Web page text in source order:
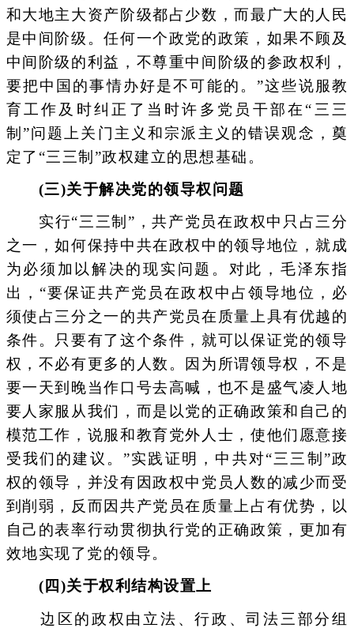
和大地主大资产阶级都占少数，而最广大的人民
是中间阶级。任何一个政党的政策，如果不顾及
中间阶级的利益，不尊重中间阶级的参政权利，
要把中国的事情办好是不可能的。”这些说服教
育工作及时纠正了当时许多党员干部在“三三
制”问题上关门主义和宗派主义的错误观念，奠
定了“三三制”政权建立的思想基础。
(三)关于解决党的领导权问题
实行“三三制”，共产党员在政权中只占三分
之一，如何保持中共在政权中的领导地位，就成
为必须加以解决的现实问题。对此，毛泽东指
出，“要保证共产党员在政权中占领导地位，必
须使占三分之一的共产党员在质量上具有优越的
条件。只要有了这个条件，就可以保证党的领导
权，不必有更多的人数。因为所谓领导权，不是
要一天到晚当作口号去高喊，也不是盛气凌人地
要人家服从我们，而是以党的正确政策和自己的
模范工作，说服和教育党外人士，使他们愿意接
受我们的建议。”实践证明，中共对“三三制”政
权的领导，并没有因政权中党员人数的减少而受
到削弱，反而因共产党员在质量上占有优势，以
自己的表率行动贯彻执行党的正确政策，更加有
效地实现了党的领导。
(四)关于权利结构设置上
边区的政权由立法、行政、司法三部分组